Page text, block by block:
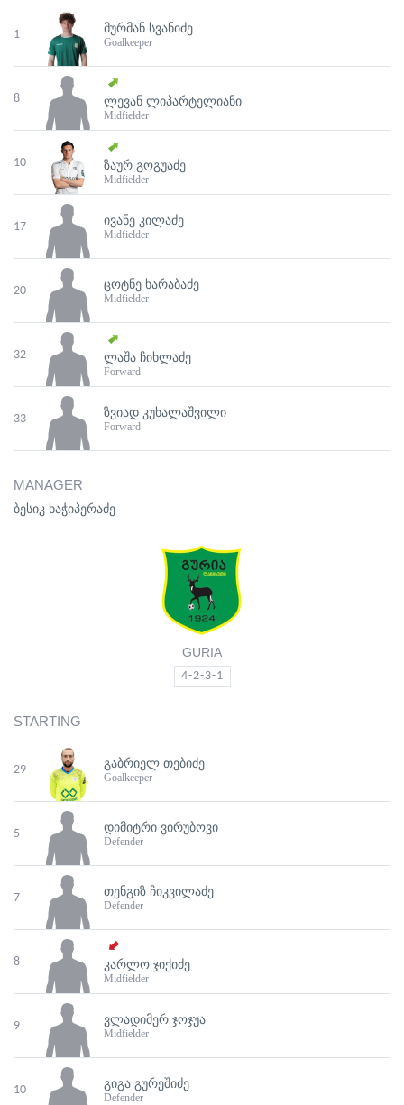
1 ᲛᲣᲠᲛᲐᲜ ᲡᲕᲐᲜᲘᲫᲔ
Goalkeeper
8 ᲚᲔᲕᲐᲜ ᲚᲘᲞᲐᲠᲢᲔᲚᲘᲐᲜᲘ
Midfielder
10 ᲖᲐᲣᲠ ᲒᲝᲒᲣᲐᲫᲔ
Midfielder
17 ᲘᲕᲐᲜᲔ ᲙᲘᲚᲐᲫᲔ
Midfielder
20 ᲪᲝᲢᲜᲔ ᲮᲐᲠᲐᲑᲐᲫᲔ
Midfielder
32 ᲚᲐᲨᲐ ᲩᲘᲮᲚᲐᲫᲔ
Forward
33 ᲖᲕᲘᲐᲓ ᲙᲣᲮᲐᲚᲐᲨᲕᲘᲚᲘ
Forward
MANAGER
ბესიკ ხაჭიპერაძე
GURIA
4-2-3-1
STARTING
29 ᲒᲐᲑᲠᲘᲔᲚ ᲗᲔᲑᲘᲫᲔ
Goalkeeper
5 ᲓᲘᲛᲘᲢᲠᲘ ᲕᲘᲠᲣᲑᲝᲕᲘ
Defender
7 ᲗᲔᲜᲒᲘᲖ ᲩᲘᲙᲕᲘᲚᲐᲫᲔ
Defender
8 ᲙᲐᲠᲚᲝ ᲯᲘᲥᲘᲫᲔ
Midfielder
9 ᲕᲚᲐᲓᲘᲛᲔᲠ ᲯᲝᲯᲣᲐ
Midfielder
10 ᲒᲘᲒᲐ ᲒᲣᲠᲔᲨᲘᲫᲔ
Defender